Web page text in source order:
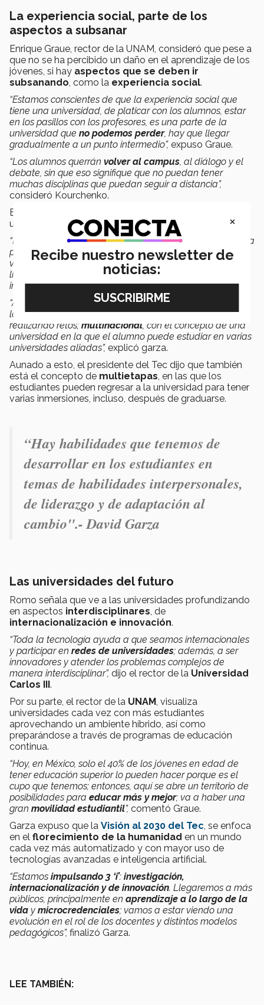
La experiencia social, parte de los
aspectos a subsanar
Enrique Graue, rector de la UNAM, consideró que pese a
que no se ha percibido un daño en el aprendizaje de los
jóvenes, si hay aspectos que se deben ir
subsanando, como la experiencia social.
“Estamos conscientes de que la experiencia social que
tiene una universidad, de platicar con los alumnos, estar
en los pasillos con los profesores, es una parte de la
universidad que no podemos perder, hay que llegar
gradualmente a un punto intermedio”, expuso Graue.
“Los alumnos querrán volver al campus, al diálogo y el
debate, sin que eso signifique que no puedan tener
muchas disciplinas que puedan seguir a distancia”,
consideró Kourchenko.
El rector del Tec compartió el concepto de que la
universidad debe pasar a ser unamultidiversidad .
“Hay varios multis de este nuevo concepto que nos abre la
pandemia. Uno esmultimodal, la educación presencial
va a seguir existiendo, pero se agregan modalidades en
línea o híbrida; la
multidiciplinaria, va a haber más
interacción de distintas disciplinas.
“Además,
multiexperiencial, efectivamente aprendes en
la universidad, pero lo haces en otros contextos,
realizando retos; multinacional, con el concepto de una
universidad en la que el alumno puede estudiar en varias
universidades aliadas”, explicó garza.
Aunado a esto, el presidente del Tec dijo que también
está el concepto de multietapas, en las que los
estudiantes pueden regresar a la universidad para tener
varias inmersiones, incluso, después de graduarse.
“Hay habilidades que tenemos de
desarrollar en los estudiantes en
temas de habilidades interpersonales,
de liderazgo y de adaptación al
cambio".- David Garza
Las universidades del futuro
Romo señala que ve a las universidades profundizando
en aspectos interdisciplinares, de
internacionalización e innovación.
“Toda la tecnología ayuda a que seamos internacionales
y participar en redes de universidades; además, a ser
innovadores y atender los problemas complejos de
manera interdisciplinar”, dijo el rector de la Universidad
Carlos III .
Por su parte, el rector de la UNAM, visualiza
universidades cada vez con más estudiantes
aprovechando un ambiente híbrido, así como
preparándose a través de programas de educación
continua.
“Hoy, en México, solo el 40% de los jóvenes en edad de
tener educación superior lo pueden hacer porque es el
cupo que tenemos; entonces, aquí se abre un territorio de
posibilidades para educar más y mejor; va a haber una
gran movilidad estudiantil”, comentó Graue.
Garza expuso que la Visión al 2030 del Tec, se enfoca
en el florecimiento de la humanidad en un mundo
cada vez más automatizado y con mayor uso de
tecnologías avanzadas e inteligencia artificial.
“Estamos impulsando 3 ‘i’: investigación,
internacionalización y de innovación. Llegaremos a más
públicos, principalmente en aprendizaje a lo largo de la
vida y microcredenciales; vamos a estar viendo una
evolución en el rol de los docentes y distintos modelos
pedagógicos”, finalizó Garza.
LEE TAMBIÉN:
×
Recibe nuestro newsletter de
noticias: